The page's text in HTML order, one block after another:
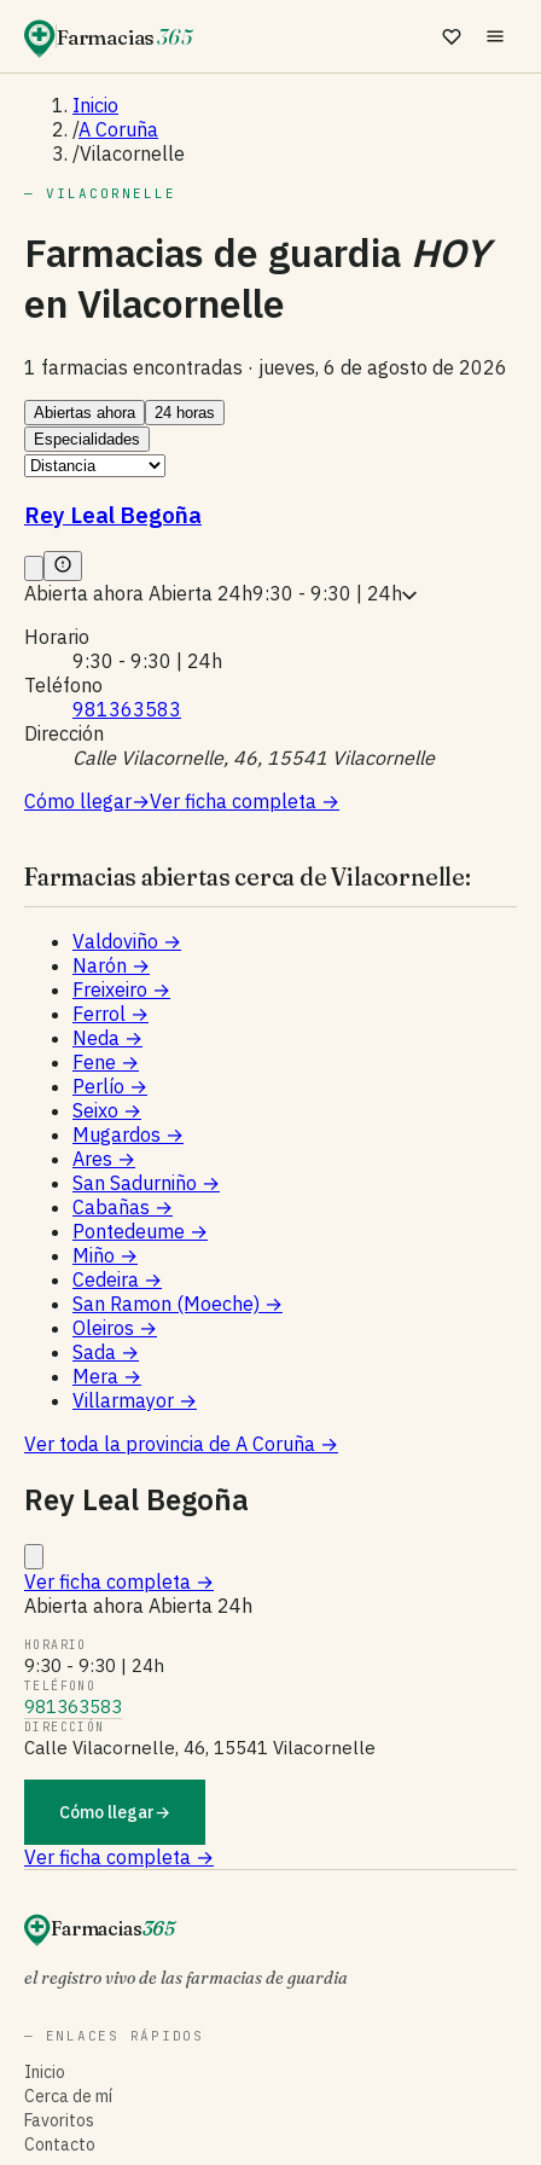
Farmacias365
Inicio
/A Coruña
/Vilacornelle
— VILACORNELLE
Farmacias de guardia HOY
en Vilacornelle
1 farmacias encontradas · jueves, 6 de agosto de 2026
Abiertas ahora
24 horas
Especialidades
Rey Leal Begoña
Abierta ahora Abierta 24h9:30 - 9:30 | 24h
Horario
9:30 - 9:30 | 24h
Teléfono
981363583
Dirección
Calle Vilacornelle, 46, 15541 Vilacornelle
Cómo llegar→Ver ficha completa →
Farmacias abiertas cerca de Vilacornelle:
Valdoviño →
Narón →
Freixeiro →
Ferrol →
Neda →
Fene →
Perlío →
Seixo →
Mugardos →
Ares →
San Sadurniño →
Cabañas →
Pontedeume →
Miño →
Cedeira →
San Ramon (Moeche) →
Oleiros →
Sada →
Mera →
Villarmayor →
Ver toda la provincia de A Coruña →
Rey Leal Begoña
Ver ficha completa →
Abierta ahora Abierta 24h
HORARIO
9:30 - 9:30 | 24h
TELÉFONO
981363583
DIRECCIÓN
Calle Vilacornelle, 46, 15541 Vilacornelle
Cómo llegar→
Ver ficha completa →
Farmacias365
el registro vivo de las farmacias de guardia
— ENLACES RÁPIDOS
Inicio
Cerca de mí
Favoritos
Contacto